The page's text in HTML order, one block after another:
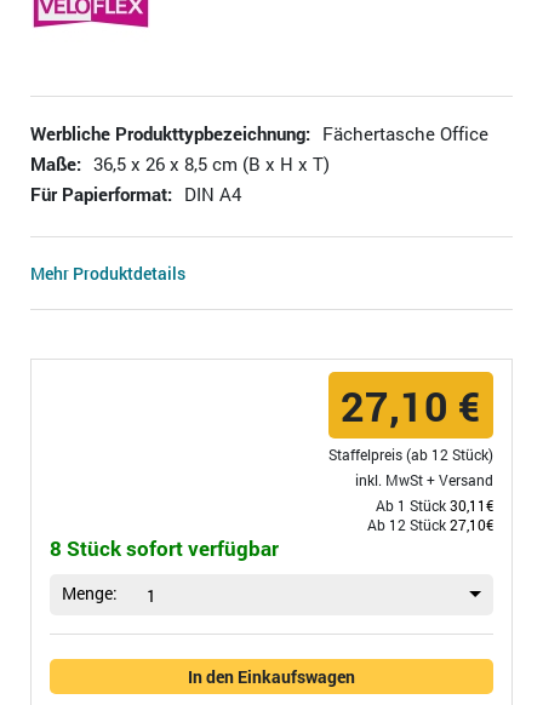
Werbliche Produkttypbezeichnung: Fächertasche Office
Maße: 36,5 x 26 x 8,5 cm (B x H x T)
Für Papierformat: DIN A4
Mehr Produktdetails
27,10 €
Staffelpreis (ab 12 Stück)
inkl. MwSt +Versand
Ab 1 Stück30,11€
Ab 12 Stück27,10€
8 Stück sofort verfügbar
Menge: 1
In den Einkaufswagen